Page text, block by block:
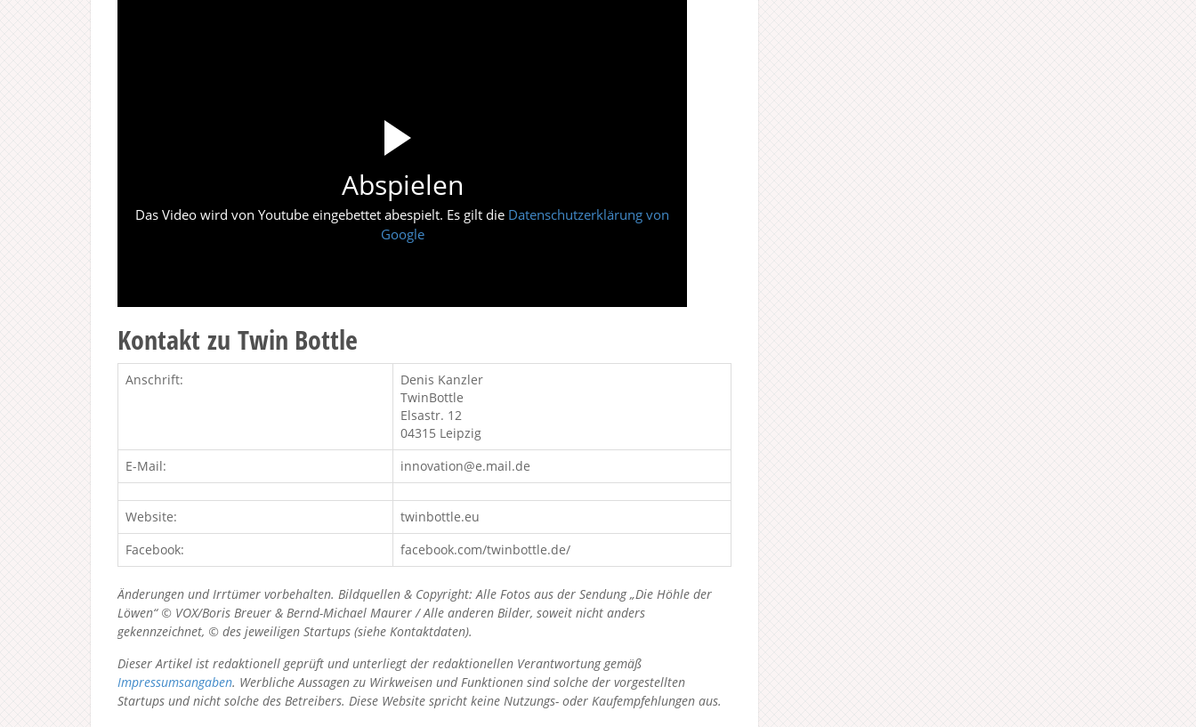
Abspielen
Das Video wird von Youtube eingebettet abespielt. Es gilt die Datenschutzerklärung von
Google
Kontakt zu Twin Bottle
Anschrift:
Denis Kanzler
TwinBottle
Elsastr. 12
04315 Leipzig
E-Mail:
innovation@e.mail.de
Website:
twinbottle.eu
Facebook:
facebook.com/twinbottle.de/
Änderungen und Irrtümer vorbehalten. Bildquellen & Copyright: Alle Fotos aus der Sendung „Die Höhle der
Löwen“ © VOX/Boris Breuer & Bernd-Michael Maurer / Alle anderen Bilder, soweit nicht anders
gekennzeichnet, © des jeweiligen Startups (siehe Kontaktdaten).
Dieser Artikel ist redaktionell geprüft und unterliegt der redaktionellen Verantwortung gemäß
Impressumsangaben. Werbliche Aussagen zu Wirkweisen und Funktionen sind solche der vorgestellten
Startups und nicht solche des Betreibers. Diese Website spricht keine Nutzungs- oder Kaufempfehlungen aus.